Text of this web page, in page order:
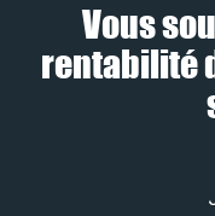
Vous
rentabilité